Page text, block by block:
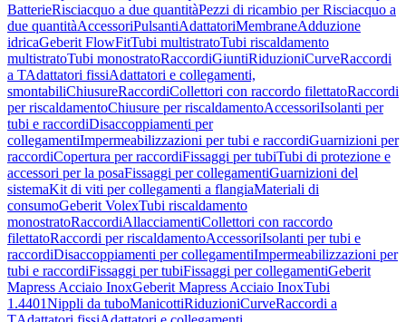
BatterieRisciacquo a due quantitàPezzi di ricambio per Risciacquo a
due quantitàAccessoriPulsantiAdattatoriMembraneAdduzione
idricaGeberit FlowFitTubi multistratoTubi riscaldamento
multistratoTubi monostratoRaccordiGiuntiRiduzioniCurveRaccordi
a TAdattatori fissiAdattatori e collegamenti,
smontabiliChiusureRaccordiCollettori con raccordo filettatoRaccordi
per riscaldamentoChiusure per riscaldamentoAccessoriIsolanti per
tubi e raccordiDisaccoppiamenti per
collegamentiImpermeabilizzazioni per tubi e raccordiGuarnizioni per
raccordiCopertura per raccordiFissaggi per tubiTubi di protezione e
accessori per la posaFissaggi per collegamentiGuarnizioni del
sistemaKit di viti per collegamenti a flangiaMateriali di
consumoGeberit VolexTubi riscaldamento
monostratoRaccordiAllacciamentiCollettori con raccordo
filettatoRaccordi per riscaldamentoAccessoriIsolanti per tubi e
raccordiDisaccoppiamenti per collegamentiImpermeabilizzazioni per
tubi e raccordiFissaggi per tubiFissaggi per collegamentiGeberit
Mapress Acciaio InoxGeberit Mapress Acciaio InoxTubi
1.4401Nippli da tuboManicottiRiduzioniCurveRaccordi a